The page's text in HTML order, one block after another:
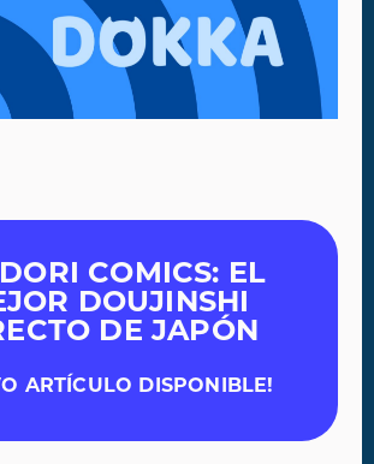
COMICS: EL
DOUJINSHI
DE JAPÓN
ARTÍCULO DISPONIBLE!